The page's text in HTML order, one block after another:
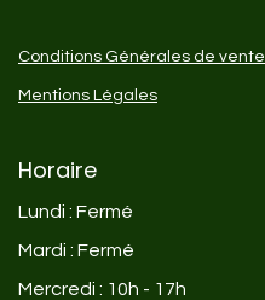
Conditions Générales de vente
Mentions Légales
Horaire
Lundi : Fermé
Mardi : Fermé
Mercredi : 10h - 17h